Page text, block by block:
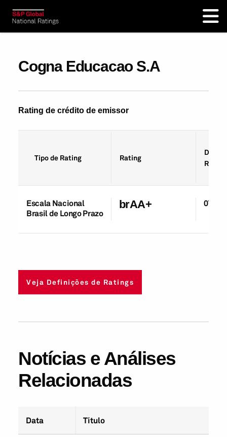
Cogna Educacao S.A
Rating de crédito de emissor
Tipo de Rating Rating
Data
Rating
Escala Nacional
Brasil de Longo Prazo
brAA+ 07-
Veja Definições de Ratings
Notícias e Análises
Relacionadas
Data Título